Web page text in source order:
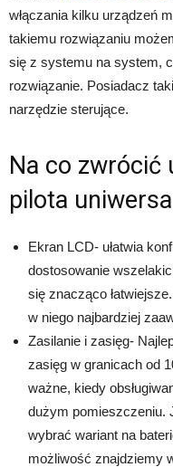
włączania kilku urządzeń
takiemu rozwiązaniu
się z systemu na system,
rozwiązanie. Posiadacz
narzędzie sterujące.
Na co zwrócić
pilota
Ekran LCD- ułatwia
dostosowanie
się znacząco
w niego najbardziej
Zasilanie i zasięg-
zasięg w granicach od
ważne, kiedy
dużym pomieszczeniu.
wybrać wariant na
możliwość znajdziemy